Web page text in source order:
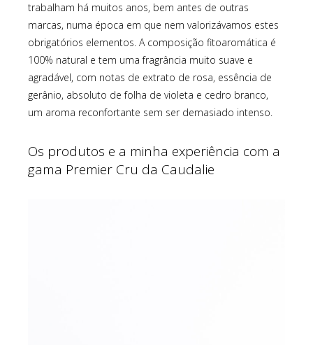
trabalham há muitos anos, bem antes de outras
marcas, numa época em que nem valorizávamos estes
obrigatórios elementos. A composição fitoaromática é
100% natural e tem uma fragrância muito suave e
agradável, com notas de extrato de rosa, essência de
gerânio, absoluto de folha de violeta e cedro branco,
um aroma reconfortante sem ser demasiado intenso.
Os produtos e a minha experiência com a
gama Premier Cru da Caudalie